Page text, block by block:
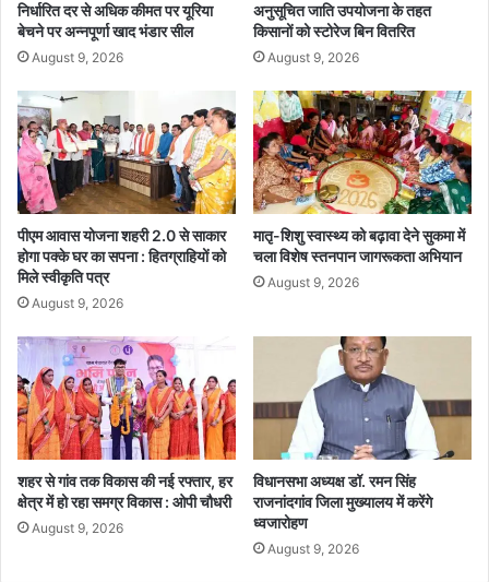
मा
धु
जं
घे
ल
सा
य
वि
धा
न
स
भा
प
रि
स
र
में
न
व
सी
य
स्वा
स्थ्य
शि
वि
निर्धारित दर से अधिक कीमत पर यूरिया
बेचने पर अन्नपूर्णा खाद भंडार सील
August 9, 2026
अनुसूचित जाति उपयोजना के तहत
किसानों को स्टोरेज बिन वितरित
August 9, 2026
पीएम आवास योजना शहरी 2.0 से साकार
होगा पक्के घर का सपना : हितग्राहियों को
मिले स्वीकृति पत्र
August 9, 2026
मातृ-शिशु स्वास्थ्य को बढ़ावा देने सुकमा में
चला विशेष स्तनपान जागरूकता अभियान
August 9, 2026
शहर से गांव तक विकास की नई रफ्तार, हर
क्षेत्र में हो रहा समग्र विकास : ओपी चौधरी
August 9, 2026
विधानसभा अध्यक्ष डॉ. रमन सिंह
राजनांदगांव जिला मुख्यालय में करेंगे
ध्वजारोहण
August 9, 2026